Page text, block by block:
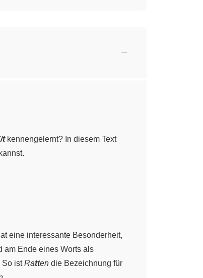
tkennengelernt? In diesem Text
eine interessante Besonderheit,
am Ende eines Worts als
So istRatten die Bezeichnung für